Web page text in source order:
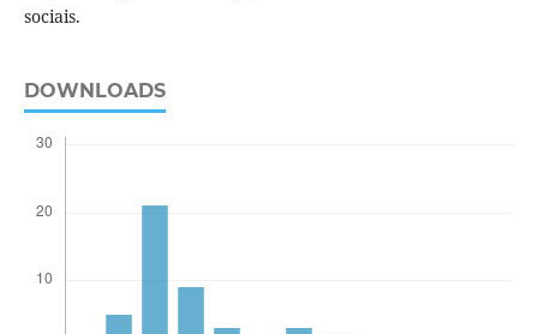
sociais.
DOWNLOADS